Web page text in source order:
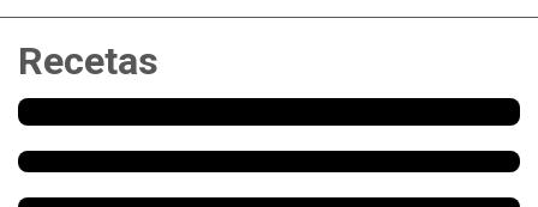
Recetas